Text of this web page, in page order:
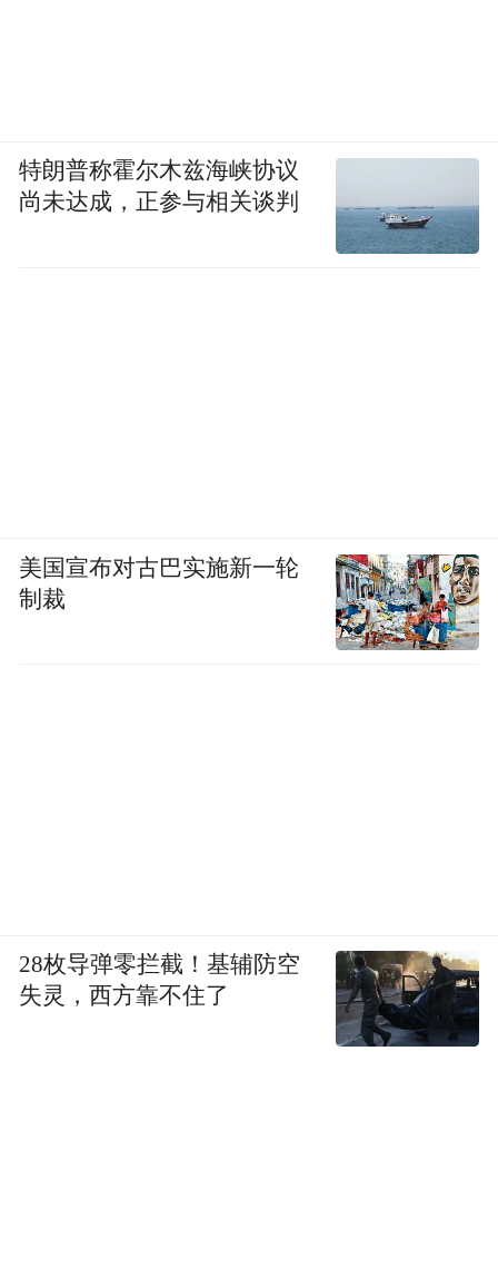
特朗普称霍尔木兹海峡协议
尚未达成，正参与相关谈判
美国宣布对古巴实施新一轮
制裁
28枚导弹零拦截！基辅防空
失灵，西方靠不住了